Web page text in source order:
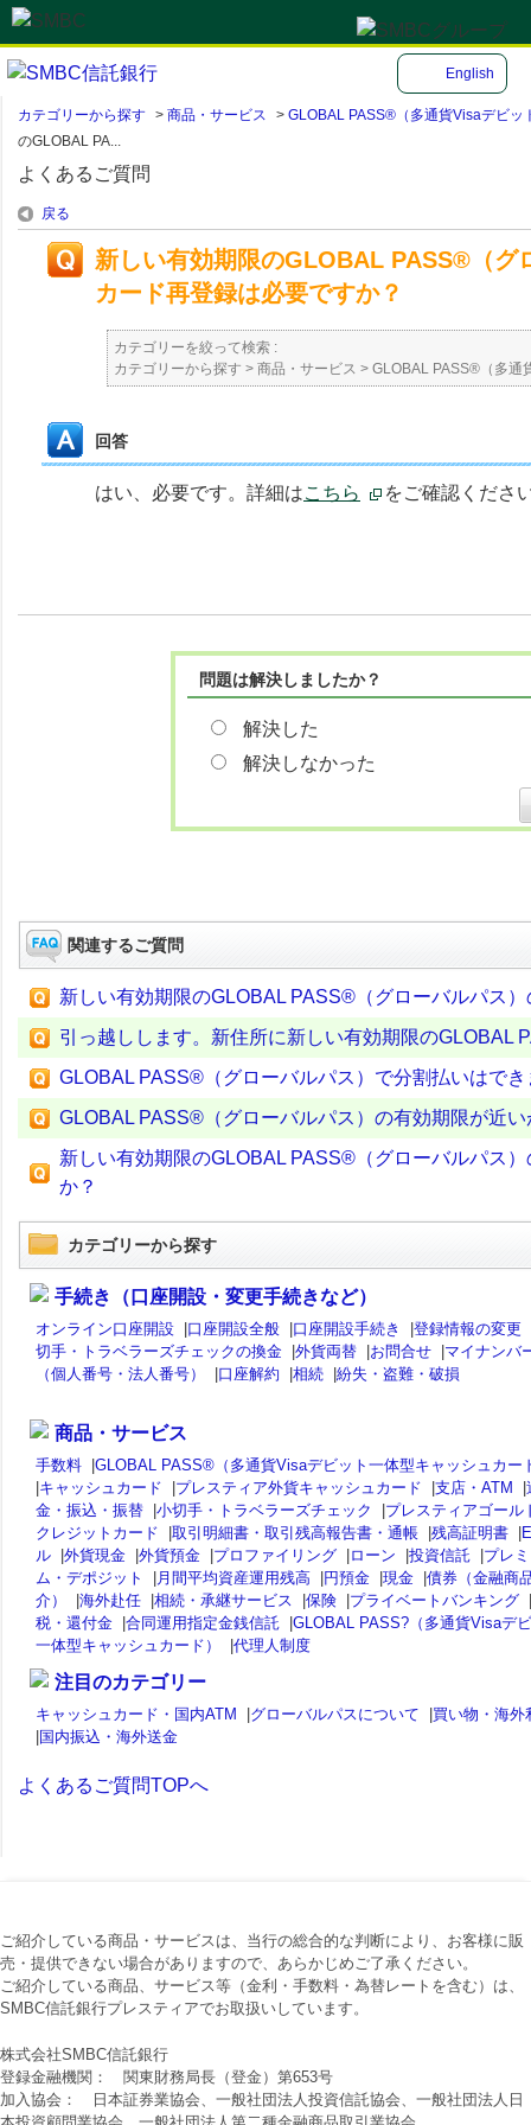
English
カテゴリーから探す > 商品・サービス > GLOBAL PASS®（多通貨Visaデビッ
のGLOBAL PA...
よくあるご質問
戻る
新しい有効期限のGLOBAL PASS®（グ
カード再登録は必要ですか？
カテゴリーを絞って検索 :
カテゴリーから探す > 商品・サービス > GLOBAL PASS®（多通
回答
はい、必要です。詳細はこちら をご確認くださ
問題は解決しましたか？
解決した
解決しなかった
関連するご質問
新しい有効期限のGLOBAL PASS®（グローバルパス
引っ越しします。新住所に新しい有効期限のGLOBAL
GLOBAL PASS®（グローバルパス）で分割払いはでき
GLOBAL PASS®（グローバルパス）の有効期限が近
新しい有効期限のGLOBAL PASS®（グローバルパス
か？
カテゴリーから探す
手続き（口座開設・変更手続きなど）
オンライン口座開設 |口座開設全般 |口座開設手続き |登録情報の変更
切手・トラベラーズチェックの換金 |外貨両替 |お問合せ |マイナンバ
（個人番号・法人番号）
|口座解約 |相続 |紛失・盗難・破損
商品・サービス
手数料 |GLOBAL PASS®（多通貨Visaデビット一体型キャッシュカー
|キャッシュカード |プレスティア外貨キャッシュカード |支店・ATM |
金・振込・振替 |小切手・トラベラーズチェック |プレスティアゴール
クレジットカード
|取引明細書・取引残高報告書・通帳 |残高証明書 |
ル |外貨現金 |外貨預金 |プロファイリング |ローン |投資信託 |プレ
ム・デポジット
| 月間平均資産運用残高 |円預金 |現金 |債券（金融商
介）
|海外赴任 |相続・承継サービス |保険 |プライベートバンキング |
税・還付金 |合同運用指定金銭信託 |GLOBAL PASS?（多通貨Visaデ
一体型キャッシュカード）
|代理人制度
注目のカテゴリー
キャッシュカード・国内ATM |グローバルパスについて |買い物・海外
|国内振込・海外送金
よくあるご質問TOPへ
ご紹介している商品・サービスは、当行の総合的な判断により、お客様に販
売・提供できない場合がありますので、あらかじめご了承ください。
ご紹介している商品、サービス等（金利・手数料・為替レートを含む）は、
SMBC信託銀行プレスティアでお取扱いしています。
株式会社SMBC信託銀行
登録金融機関： 関東財務局長（登金）第653号
加入協会： 日本証券業協会、一般社団法人投資信託協会、一般社団法人日